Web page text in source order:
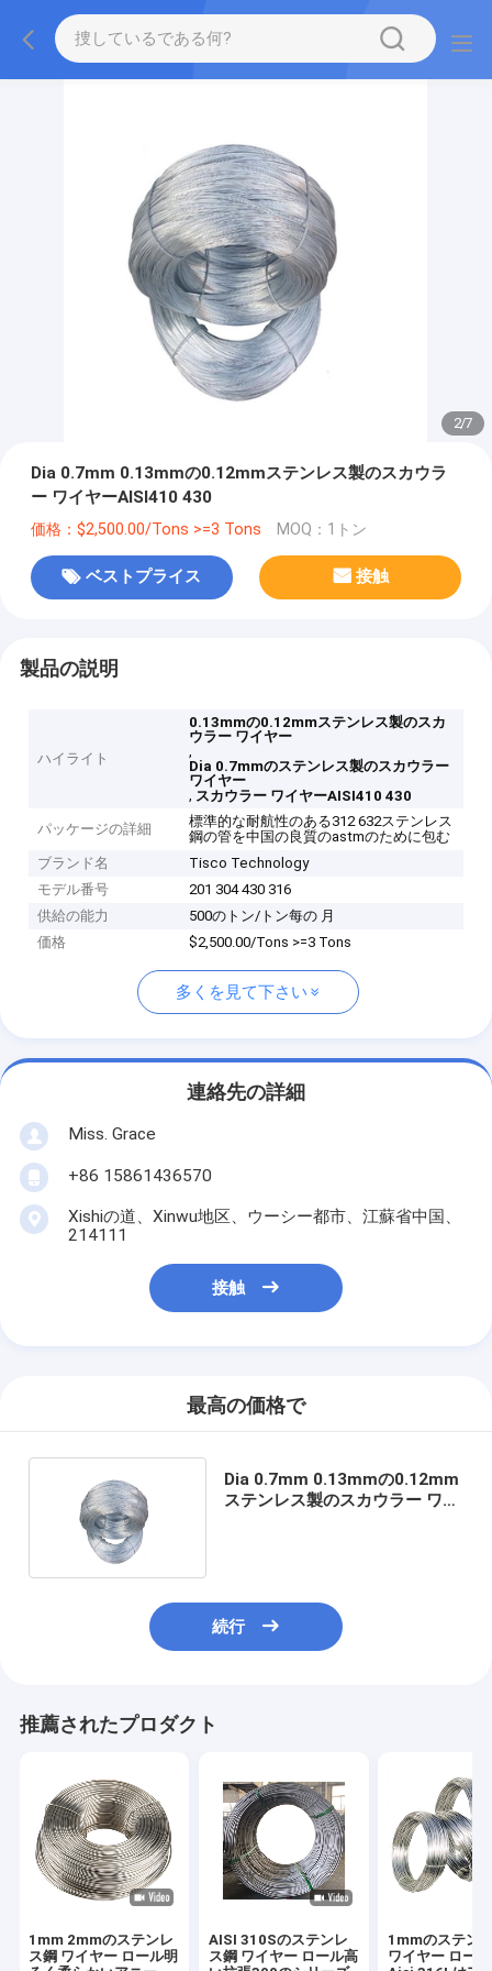
2/7
Dia 0.7mm 0.13mmの0.12mmステンレス製のスカウラ
ー ワイヤーAISI410 430
価格：$2,500.00/Tons >=3 Tons MOQ：1トン
ベストプライス 接触
製品の説明
ハイライト
0.13mmの0.12mmステンレス製のスカ
ウラー ワイヤー
,
Dia 0.7mmのステンレス製のスカウラー
ワイヤー
, スカウラー ワイヤーAISI410 430
パッケージの詳細
標準的な耐航性のある312 632ステンレス
鋼の管を中国の良質のastmのために包む
ブランド名
Tisco Technology
モデル番号
201 304 430 316
供給の能力
500のトン/トン每の 月
価格
$2,500.00/Tons >=3 Tons
多くを見て下さい
連絡先の詳細
Miss. Grace
+86 15861436570
Xishiの道、Xinwu地区、ウーシー都市、江蘇省中国、
214111
接触
最高の価格で
Dia 0.7mm 0.13mmの0.12mm
ステンレス製のスカウラー ワイ
続行
推薦されたプロダクト
1mm 2mmのステンレ
ス鋼 ワイヤー ロール明
AISI 310Sのステンレ
ス鋼 ワイヤー ロール高
1mmのステン
ワイヤー ロー